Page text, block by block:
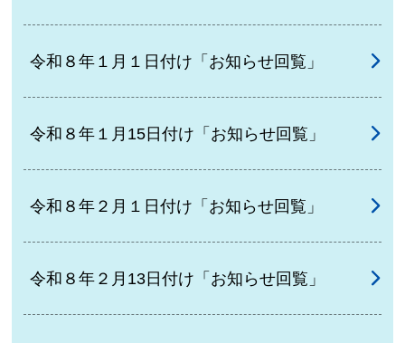
令和８年１月１日付け「お知らせ回覧」
令和８年１月15日付け「お知らせ回覧」
令和８年２月１日付け「お知らせ回覧」
令和８年２月13日付け「お知らせ回覧」